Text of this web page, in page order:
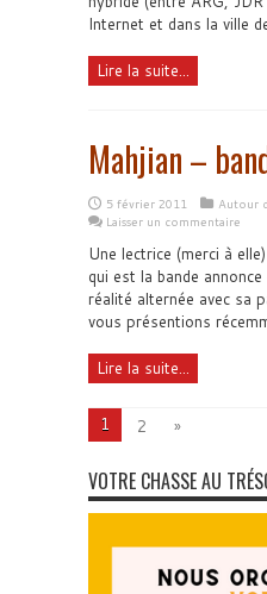
Internet et dans la ville
Lire la suite...
Mahjian –
5 février 2011
Autour
Laisser un commentaire
Une lectrice (merci à
qui est la bande
réalité alternée avec sa
vous présentions
Lire la suite...
1 2 »
VOTRE CHASSE AU